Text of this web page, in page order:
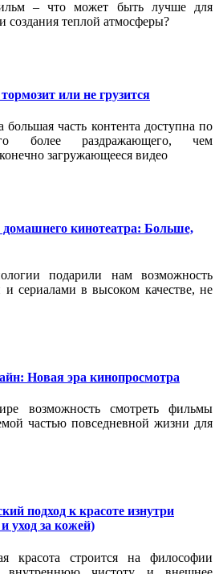
– что может быть лучше для
создания теплой атмосферы?
или не грузится
часть контента доступна по
более раздражающего, чем
загружающееся видео
домашнего кинотеатра: Больше,
подарили нам возможность
и сериалами в высоком качестве, не
Новая эра кинопросмотра
возможность смотреть фильмы
частью повседневной жизни для
подход к красоте изнутри
уход за кожей)
красота строится на философии